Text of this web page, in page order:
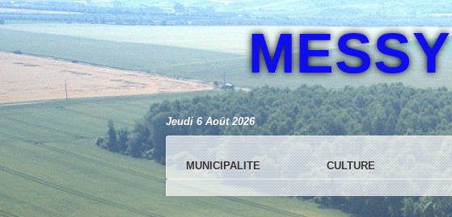
MESSY
Jeudi 6 Août 2026
MUNICIPALITE CULTURE